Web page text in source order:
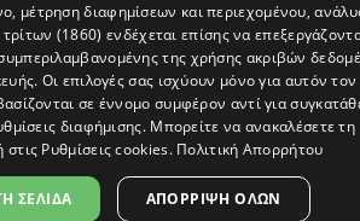
www.politis.com.cy. Ειδήσεις,
μέτρηση διαφημίσεων και περιεχομένου,
(1860) ενδέχεται επίσης να
της χρήσης ακριβών
Οι επιλογές σας ισχύουν μόνο για αυτόν τον
σε έννομο συμφέρον αντί για
διαφήμισης. Μπορείτε να ανακαλέσετε τη
στις Ρυθμίσεις cookies. Πολιτική Απορρήτου
ΣΕΛΙΔΑ ΑΠΌΡΡΙΨΗ ΌΛΩΝ